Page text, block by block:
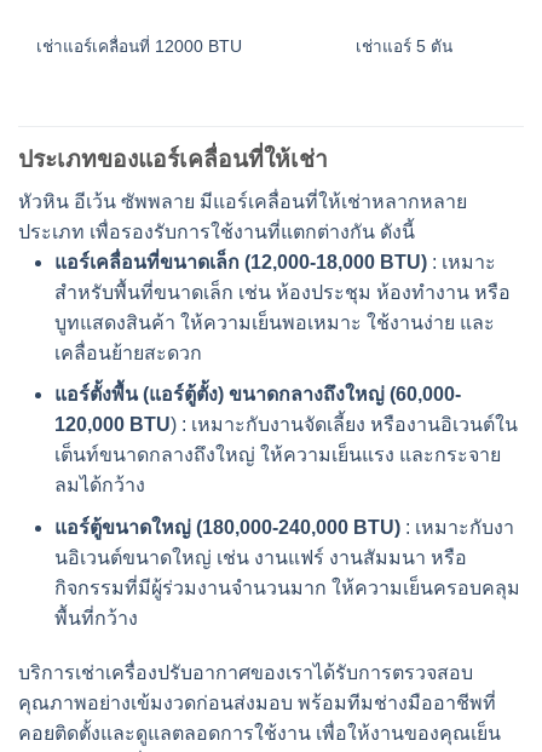
เช่าแอร์เคลื่อนที่ 12000 BTU เช่าแอร์ 5 ตัน
ประเภทของแอร์เคลื่อนที่ให้เช่า
หัวหิน อีเว้น ซัพพลาย มีแอร์เคลื่อนที่ให้เช่าหลากหลาย
ประเภท เพื่อรองรับการใช้งานที่แตกต่างกัน ดังนี้
แอร์เคลื่อนที่ขนาดเล็ก (12,000-18,000 BTU) : เหมาะ
สำหรับพื้นที่ขนาดเล็ก เช่น ห้องประชุม ห้องทำงาน หรือ
บูทแสดงสินค้า ให้ความเย็นพอเหมาะ ใช้งานง่าย และ
เคลื่อนย้ายสะดวก
แอร์ตั้งพื้น (แอร์ตู้ตั้ง) ขนาดกลางถึงใหญ่ (60,000-
120,000 BTU) : เหมาะกับงานจัดเลี้ยง หรืองานอิเวนต์ใน
เต็นท์ขนาดกลางถึงใหญ่ ให้ความเย็นแรง และกระจาย
ลมได้กว้าง
แอร์ตู้ขนาดใหญ่ (180,000-240,000 BTU) : เหมาะกับงา
นอิเวนต์ขนาดใหญ่ เช่น งานแฟร์ งานสัมมนา หรือ
กิจกรรมที่มีผู้ร่วมงานจำนวนมาก ให้ความเย็นครอบคลุม
พื้นที่กว้าง
บริการเช่าเครื่องปรับอากาศของเราได้รับการตรวจสอบ
คุณภาพอย่างเข้มงวดก่อนส่งมอบ พร้อมทีมช่างมืออาชีพที่
คอยติดตั้งและดูแลตลอดการใช้งาน เพื่อให้งานของคุณเย็น